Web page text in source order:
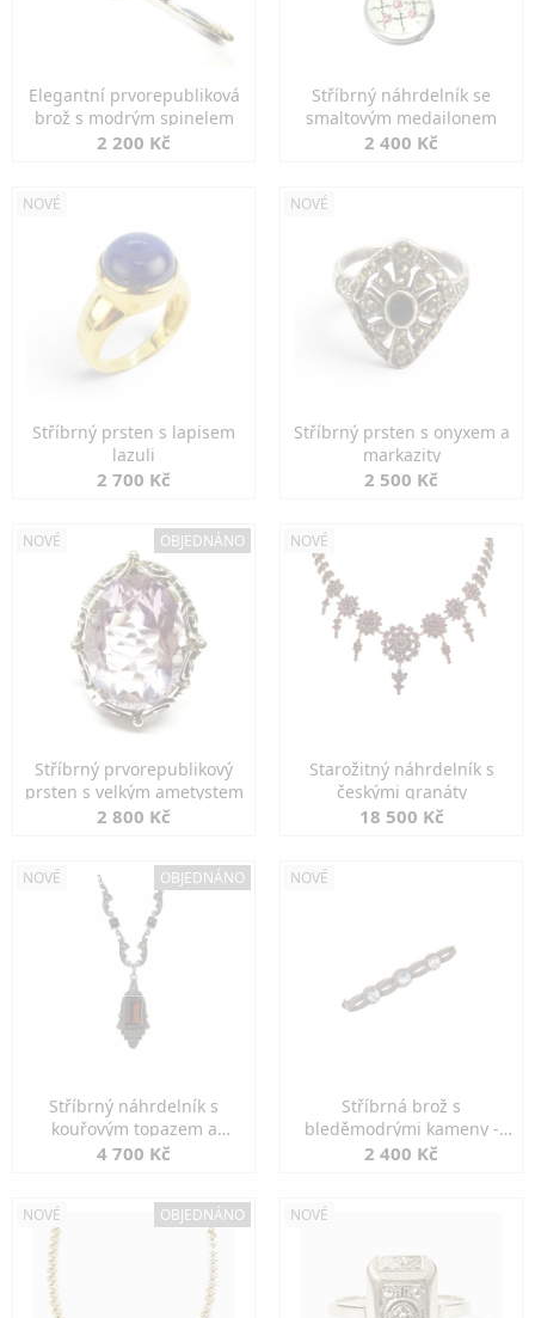
Elegantní prvorepubliková
brož s modrým spinelem
2 200 Kč
Stříbrný náhrdelník se
smaltovým medailonem
2 400 Kč
NOVÉ
Stříbrný prsten s lapisem
lazuli
2 700 Kč
NOVÉ
Stříbrný prsten s onyxem a
markazity
2 500 Kč
NOVÉ OBJEDNÁNO
Stříbrný prvorepublikový
prsten s velkým ametystem
2 800 Kč
NOVÉ
Starožitný náhrdelník s
českými granáty
18 500 Kč
NOVÉ OBJEDNÁNO
Stříbrný náhrdelník s
kouřovým topazem a
markazity
4 700 Kč
NOVÉ
Stříbrná brož s
bleděmodrými kameny -
jemná elegance
2 400 Kč
NOVÉ OBJEDNÁNO NOVÉ